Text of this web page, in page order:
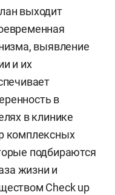
выходит
выявление
и их
в
в клинике
комплексных
подбираются
жизни и
Check up